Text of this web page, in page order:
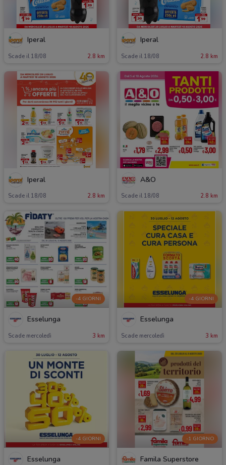
Iperal
Scade il 18/08 2.8 km
Iperal
Scade il 18/08 2.8 km
Iperal
Scade il 18/08 2.8 km
A&O
Scade il 18/08 2.8 km
-4 GIORNI
Esselunga
Scade mercoledì 3 km
-4 GIORNI
Esselunga
Scade mercoledì 3 km
-4 GIORNI
Esselunga
-1 GIORNO
Famila Superstore